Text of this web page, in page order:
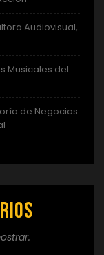
Audiovisual,
Musicales del
de Negocios